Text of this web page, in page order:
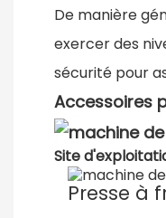
De manière
exercer des
sécurité pour
Accessoires
Site
Presse à